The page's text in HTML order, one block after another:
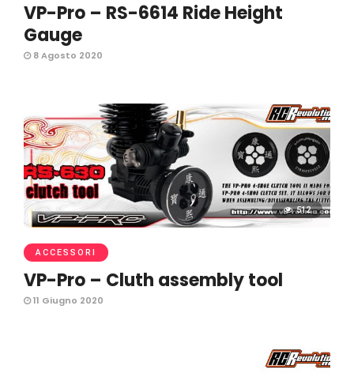
VP-Pro – RS-6614 Ride Height
Gauge
8 Agosto 2020
512
ACCESSORI
VP-Pro – Cluth assembly tool
11 Giugno 2020